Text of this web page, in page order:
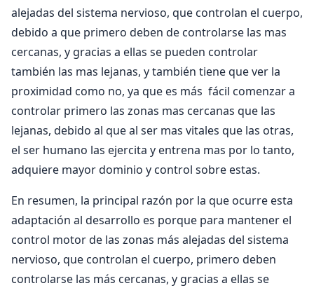
alejadas del sistema nervioso, que controlan el cuerpo,
debido a que primero deben de controlarse las mas
cercanas, y gracias a ellas se pueden controlar
también las mas lejanas, y también tiene que ver la
proximidad como no, ya que es más fácil comenzar a
controlar primero las zonas mas cercanas que las
lejanas, debido al que al ser mas vitales que las otras,
el ser humano las ejercita y entrena mas por lo tanto,
adquiere mayor dominio y control sobre estas.
En resumen, la principal razón por la que ocurre esta
adaptación al desarrollo es porque para mantener el
control motor de las zonas más alejadas del sistema
nervioso, que controlan el cuerpo, primero deben
controlarse las más cercanas, y gracias a ellas se